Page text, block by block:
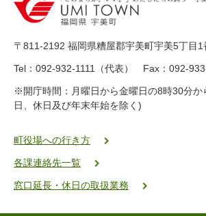
-
8
-
5
5
ク
二
ゴ
〒811-2192 福岡県糟屋郡宇美町宇美5丁目1
Tel：092-932-1111（代表） Fax：092-
※開庁時間：月曜日から金曜日の8時30分か
日、休日及び年末年始を除く)
町役場への行き方
各課連絡先一覧
窓口延長・休日の取扱業務